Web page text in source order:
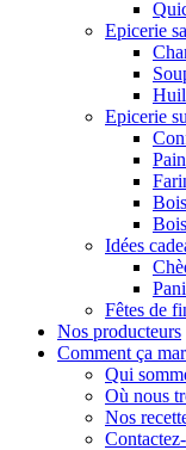
Epicerie
Epicerie
Idées
Fêtes de
Nos producteurs
Comment ça
Qui
Où nous
Nos